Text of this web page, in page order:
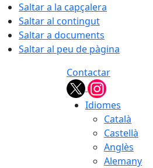
Saltar a la capçalera
Saltar al contingut
Saltar a documents
Saltar al peu de pàgina
Contactar
Idiomes
Català
Castellà
Anglès
Alemany